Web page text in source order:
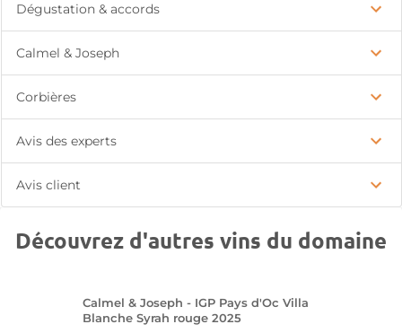
Dégustation & accords
Calmel & Joseph
Corbières
Avis des experts
Avis client
Découvrez d'autres vins du domaine
Calmel & Joseph - IGP Pays d'Oc Villa
Blanche Syrah rouge 2025